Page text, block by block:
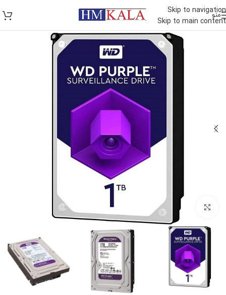
Skip to navigation
Skip to main content
منو
برای بزرگنمایی کلیک کنید